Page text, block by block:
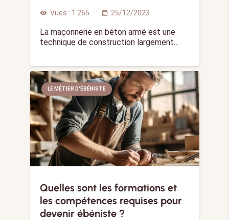
visibility Vues : 1 265 calendar_month 25/12/2023
La maçonnerie en béton armé est une
technique de construction largement…
LE MÉTIER D'ÉBÉNISTE
Quelles sont les formations et
les compétences requises pour
devenir ébéniste ?